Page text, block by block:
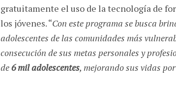
gratuitamente el uso de la tecnología de
los jóvenes. “Con este programa se busca
adolescentes de las comunidades más
consecución de sus metas personales y
de6 mil adolescentes, mejorando sus vidas